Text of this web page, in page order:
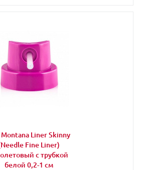
Liner Skinny
Fine Liner)
с трубкой
белой 0,2-1 см